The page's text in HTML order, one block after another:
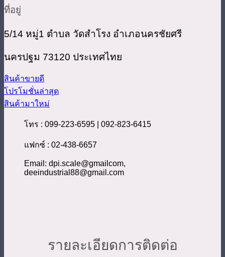
ที่อยู่
5/14 หมู่1 ตำบล วัดสำโรง อำเภอนครชัยศรี
นครปฐม 73120 ประเทศไทย
สินค้าขายดี
โปรโมชั่นล่าสุด
สินค้ามาใหม่
โทร : 099-223-6595 | 092-823-6415
แฟกซ์ : 02-438-6657
Email: dpi.scale@gmailcom,
deeindustrial88@gmail.com
รายละเอียดการติดต่อ